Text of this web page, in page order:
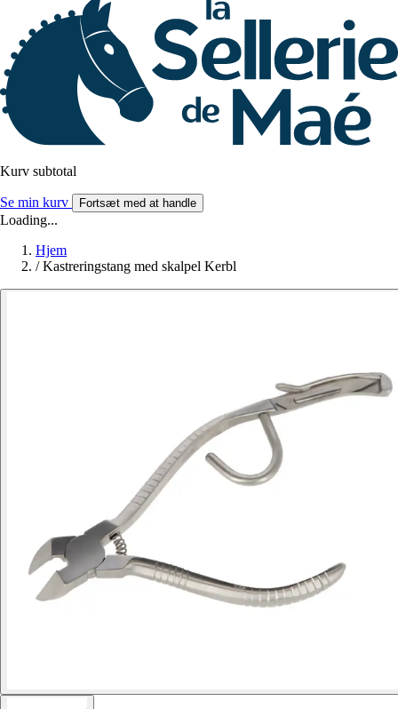
Kurv subtotal
Se min kurv Fortsæt med at handle
Loading...
Hjem
/ Kastreringstang med skalpel Kerbl